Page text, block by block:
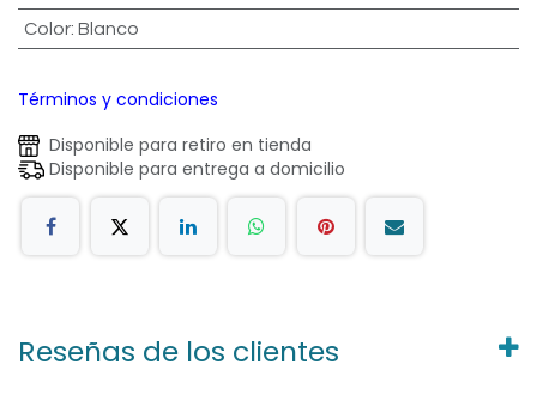
Color: Blanco
Términos y condiciones
Disponible para retiro en tienda
Disponible para entrega a domicilio
Reseñas de los clientes